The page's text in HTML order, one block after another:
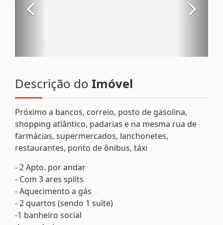
Descrição do Imóvel
Próximo a bancos, correio, posto de gasolina,
shopping atlântico, padarias e na mesma rua de
farmácias, supermercados, lanchonetes,
restaurantes, ponto de ônibus, táxi
- 2 Apto. por andar
- Com 3 ares splits
- Aquecimento a gás
- 2 quartos (sendo 1 suíte)
-1 banheiro social